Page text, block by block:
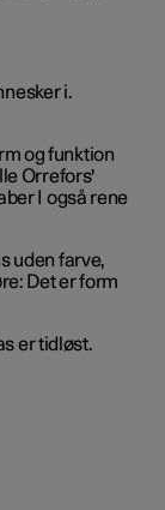
i.
og funktion
Orrefors'
I også rene
uden farve,
Det er form
er tidløst.